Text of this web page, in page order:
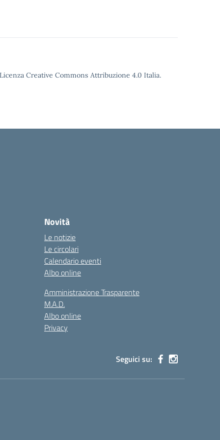
Creative Commons Attribuzione 4.0 Italia.
Novità
Le notizie
Le circolari
Calendario eventi
Albo online
Amministrazione Trasparente
M.A.D.
Albo online
Privacy
Seguici su: